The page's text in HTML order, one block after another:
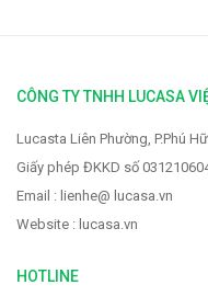
CÔNG TY TNHH LUCASA
Lucasta Liên Phường, P.Phú
Giấy phép ĐKKD số
Email : lienhe@ lucasa.vn
Website : lucasa.vn
HOTLINE